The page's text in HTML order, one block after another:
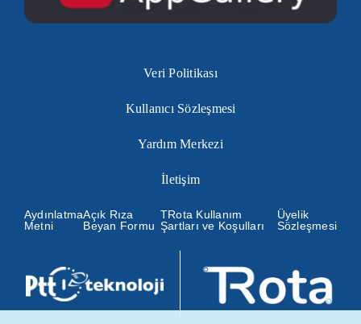
Veri Politikası
Kullanıcı Sözleşmesi
Yardım Merkezi
İletişim
Aydınlatma
Metni
Açık Rıza
Beyan Formu
TRota Kullanım
Şartları ve Koşulları
Üyelik
Sözleşmesi